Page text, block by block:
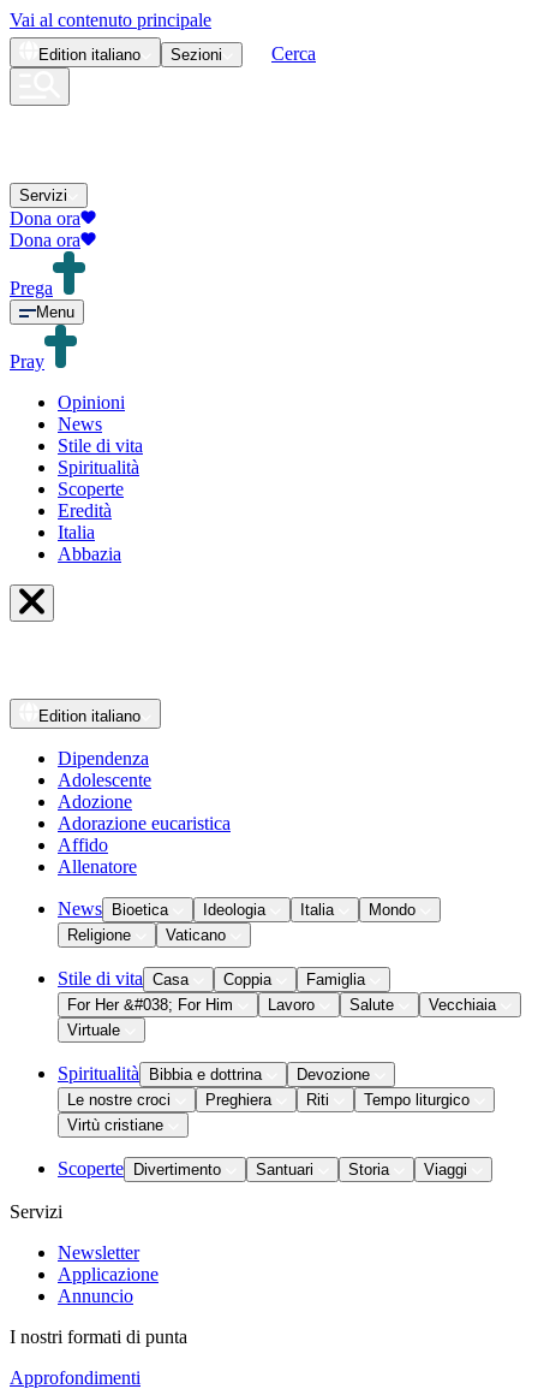
Vai al contenuto principale
Edition italiano Sezioni Cerca
Servizi
Dona ora
Dona ora
Prega
Menu
Pray
Opinioni
News
Stile di vita
Spiritualità
Scoperte
Eredità
Italia
Abbazia
Edition italiano
Dipendenza
Adolescente
Adozione
Adorazione eucaristica
Affido
Allenatore
News Bioetica Ideologia Italia
Mondo
Religione
Vaticano
Stile di vita Casa Coppia
Famiglia
For Her &#038; For Him
Lavoro Salute
Vecchiaia
Virtuale
Spiritualità Bibbia e dottrina
Devozione
Le nostre croci
Preghiera Riti
Tempo liturgico
Virtù cristiane
Scoperte Divertimento Santuari Storia Viaggi
Servizi
Newsletter
Applicazione
Annuncio
I nostri formati di punta
Approfondimenti